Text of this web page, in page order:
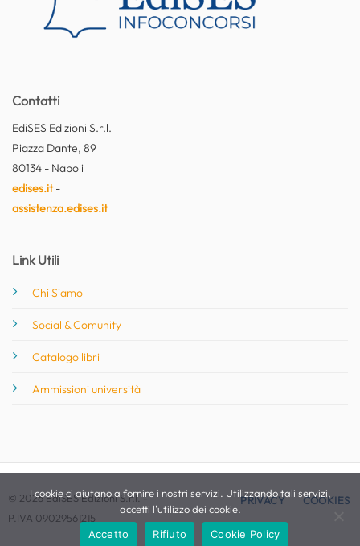
Contatti
EdiSES Edizioni S.r.l.
Piazza Dante, 89
80134 - Napoli
edises.it-
assistenza.edises.it
Link Utili
Chi Siamo
Social & Comunity
Catalogo libri
Ammissioni università
© 2026 EdiSES Edizioni S.r.l. -
P.IVA 09029561215
PRIVACY COOKIES
I cookie ci aiutano a fornire i nostri servizi. Utilizzando tali servizi,
accetti l'utilizzo dei cookie.
Accetto
Rifiuto Cookie Policy